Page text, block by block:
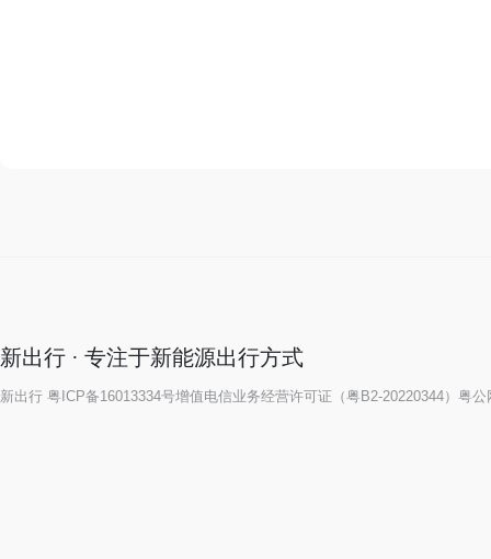
新出行 · 专注于新能源出行方式
新出行 粤ICP备16013334号增值电信业务经营许可证（粤B2-20220344） 粤公